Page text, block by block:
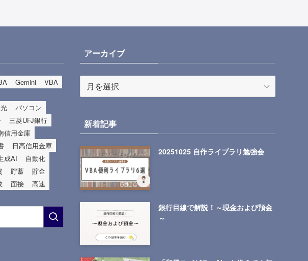
Gemini
VBA
パソコン
三菱UFJ銀行
信用金庫
日高信用金庫
成AI
自動化
貯蓄
貯金
面接 高速
アーカイブ
ー
イ
ブ
新着記事
20251025 自作ライブラリ勉強会
銀行目線で解説！～現金および預金
～